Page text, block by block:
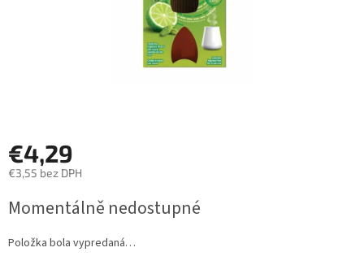
€4,29
€3,55 bez DPH
cena:
Momentálně nedostupné
Položka bola vypredaná…